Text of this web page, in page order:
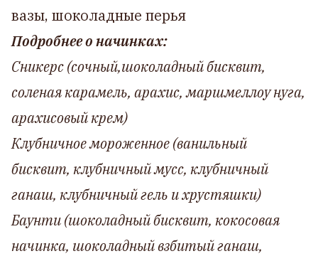
вазы, шоколадные перья
Подробнее о начинках:
Сникерс (сочный,шоколадный бисквит,
соленая карамель, арахис, маршмеллоу нуга,
арахисовый крем)
Клубничное мороженное (ванильный
бисквит, клубничный мусс, клубничный
ганаш, клубничный гель и хрустяшки)
Баунти (шоколадный бисквит, кокосовая
начинка, шоколадный взбитый ганаш,